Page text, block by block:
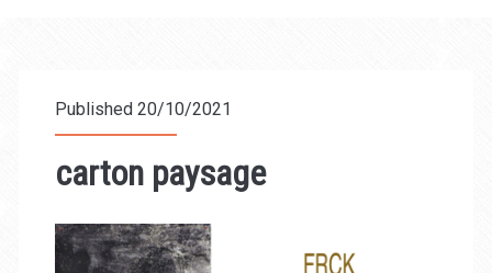
Published 20/10/2021
carton paysage